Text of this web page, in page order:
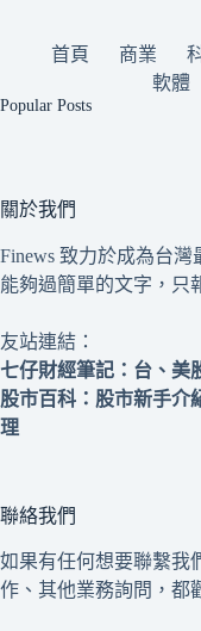
首頁 商業
軟體
Popular Posts
關於我們
Finews 致力於成為台
能夠過簡單的文字，只
友站連結：
七仔財經筆記 ：台、美
股市百科 ：股市新手
理
聯絡我們
如果有任何想要聯繫我
作、其他業務詢問，都